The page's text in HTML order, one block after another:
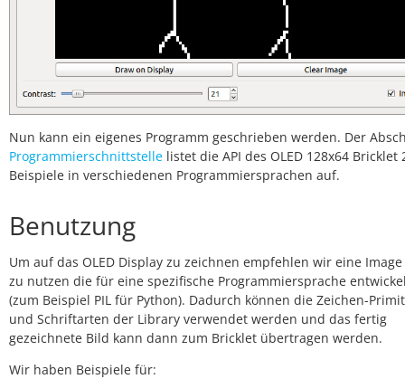
Nun kann ein eigenes Programm geschrieben werden. Der
Programmierschnittstelle listet die API des OLED 128x64 Bricklet
Beispiele in verschiedenen Programmiersprachen auf.
Benutzung
Um auf das OLED Display zu zeichnen empfehlen wir eine
zu nutzen die für eine spezifische Programmiersprache
(zum Beispiel PIL für Python). Dadurch können die Zeichen-
und Schriftarten der Library verwendet werden und das fertig
gezeichnete Bild kann dann zum Bricklet übertragen werden.
Wir haben Beispiele für: